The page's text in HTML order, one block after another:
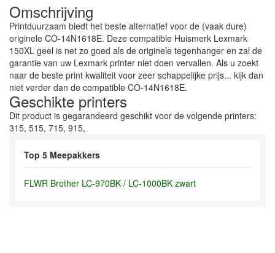
Omschrijving
Printduurzaam biedt het beste alternatief voor de (vaak dure)
originele CO-14N1618E. Deze compatible Huismerk Lexmark
150XL geel is net zo goed als de originele tegenhanger en zal de
garantie van uw Lexmark printer niet doen vervallen. Als u zoekt
naar de beste print kwaliteit voor zeer schappelijke prijs... kijk dan
niet verder dan de compatible CO-14N1618E.
Geschikte printers
Dit product is gegarandeerd geschikt voor de volgende printers:
315, 515, 715, 915,
Top 5 Meepakkers
FLWR Brother LC-970BK / LC-1000BK zwart